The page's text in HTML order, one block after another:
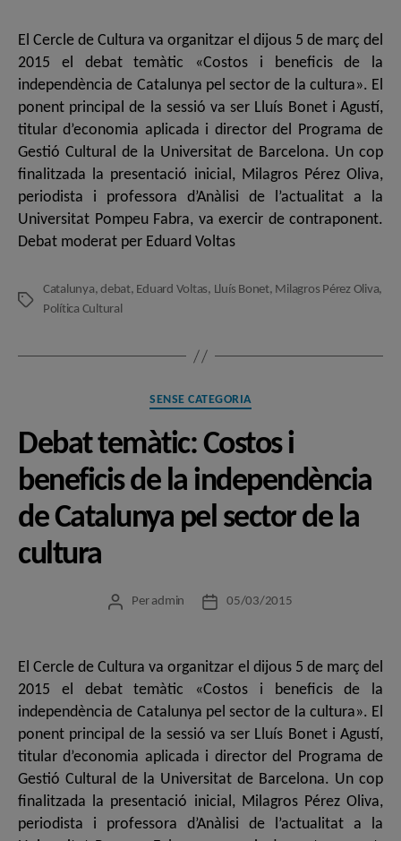
El Cercle de Cultura va organitzar el dijous 5 de març del
2015 el debat temàtic «Costos i beneficis de la
independència de Catalunya pel sector de la cultura». El
ponent principal de la sessió va ser Lluís Bonet i Agustí,
titular d’economia aplicada i director del Programa de
Gestió Cultural de la Universitat de Barcelona. Un cop
finalitzada la presentació inicial, Milagros Pérez Oliva,
periodista i professora d’Anàlisi de l’actualitat a la
Universitat Pompeu Fabra, va exercir de contraponent.
Debat moderat per Eduard Voltas
Etiquetes
Catalunya,debat, Eduard Voltas, Lluís Bonet, Milagros Pérez Oliva,
Política Cultural
Categories
SENSE CATEGORIA
Debat temàtic: Costos i
beneficis de la independència
de Catalunya pel sector de la
cultura
Autor
Per admin
Data05/03/2015
El Cercle de Cultura va organitzar el dijous 5 de març del
2015 el debat temàtic «Costos i beneficis de la
independència de Catalunya pel sector de la cultura». El
ponent principal de la sessió va ser Lluís Bonet i Agustí,
titular d’economia aplicada i director del Programa de
Gestió Cultural de la Universitat de Barcelona. Un cop
finalitzada la presentació inicial, Milagros Pérez Oliva,
periodista i professora d’Anàlisi de l’actualitat a la